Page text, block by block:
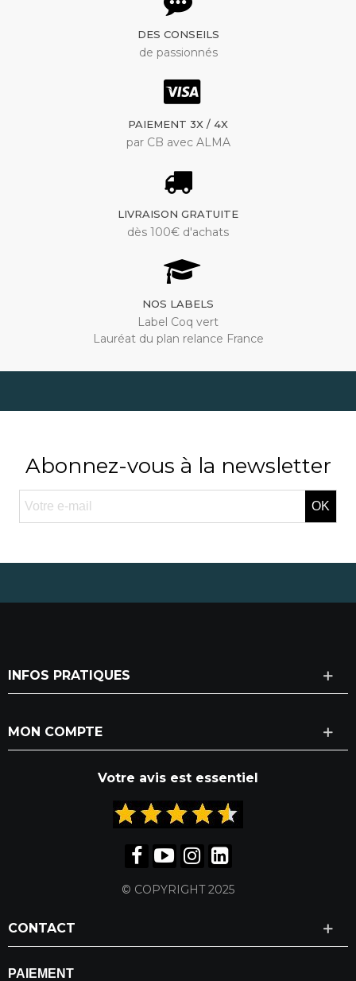
DES CONSEILS
de passionnés
PAIEMENT 3X / 4X
par CB avec ALMA
LIVRAISON GRATUITE
dès 100€ d'achats
NOS LABELS
Label Coq vert
Lauréat du plan relance France
Abonnez-vous à la newsletter
OK
INFOS PRATIQUES
MON COMPTE
Votre avis est essentiel
© COPYRIGHT 2025
CONTACT
PAIEMENT